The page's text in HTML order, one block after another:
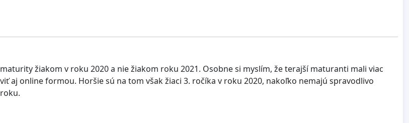
žiakom v roku 2020 a nie žiakom roku 2021. Osobne si myslím, že terajší maturanti mali viac
aj online formou. Horšie sú na tom však žiaci 3. ročíka v roku 2020, nakoľko nemajú spravodlivo